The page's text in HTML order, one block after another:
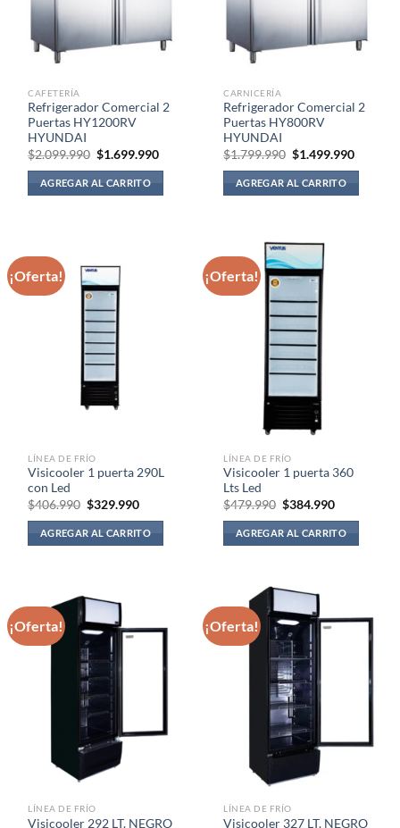
CAFETERÍA
Refrigerador Comercial 2
Puertas HY1200RV
HYUNDAI
$2.099.990 El
original
era:
$2.099.990.
$1.699.990El
$1.699.990.
AGREGAR AL CARRITO
CARNICERÍA
Refrigerador Comercial 2
Puertas HY800RV
HYUNDAI
$1.799.990 El
original
era:
$1.799.990.
$1.499.990El
AGREGAR AL CARRITO
¡Oferta!
LÍNEA DE FRÍO
Visicooler 1 puerta 290L
con Led
$406.990 El
original
era:
$406.990.
$329.990El
actual
es:
$329.990.
AGREGAR AL CARRITO
¡Oferta!
LÍNEA DE FRÍO
Visicooler 1 puerta 360
Lts Led
$479.990 El
original
era:
$479.990.
$384.990El
actual
es:
$384.990.
AGREGAR AL CARRITO
¡Oferta!
LÍNEA DE FRÍO
Visicooler 292 LT. NEGRO
¡Oferta!
LÍNEA DE FRÍO
Visicooler 327 LT. NEGRO